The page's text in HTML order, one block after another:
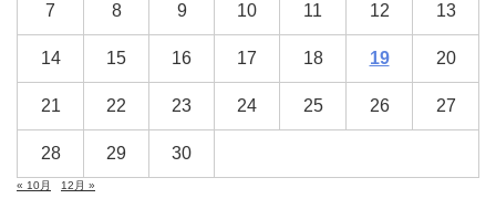
7 8 9 10 11 12 13
14 15 16 17 18 19 20
21 22 23 24 25 26 27
28 29 30
« 10月 12月 »